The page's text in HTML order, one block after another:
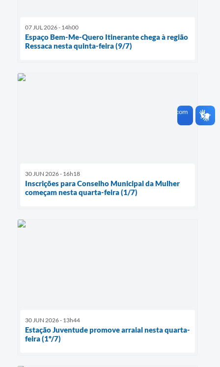
07 JUL 2026 - 14h00
Espaço Bem-Me-Quero Itinerante chega à região
Ressaca nesta quinta-feira (9/7)
30 JUN 2026 - 16h18
Inscrições para Conselho Municipal da Mulher
começam nesta quarta-feira (1/7)
30 JUN 2026 - 13h44
Estação Juventude promove arraial nesta quarta-
feira (1º/7)